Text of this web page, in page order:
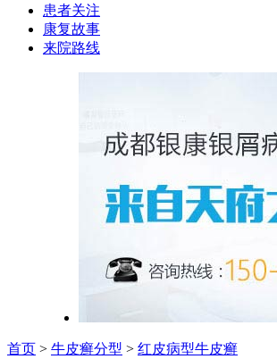
患者关注
康复故事
来院路线
首页 > 牛皮癣分型 > 红皮病型牛皮癣